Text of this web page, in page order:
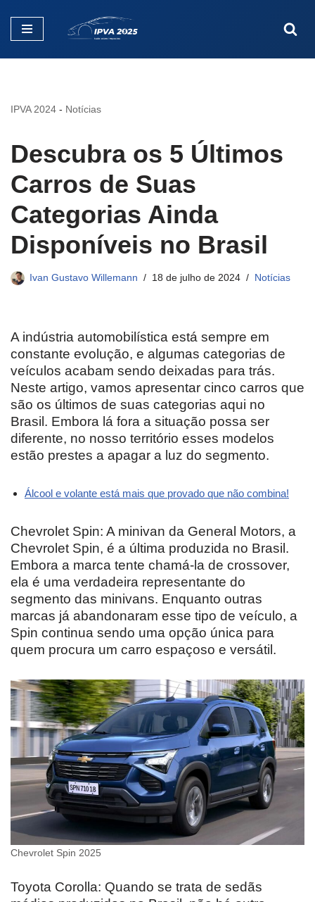
Pular
IPVA 2024 - Notícias
Descubra os 5 Últimos
Carros de Suas
Categorias Ainda
Disponíveis no Brasil
Ivan Gustavo Willemann 18 de julho de 2024 Notícias
A indústria automobilística está sempre em
constante evolução, e algumas categorias de
veículos acabam sendo deixadas para trás.
Neste artigo, vamos apresentar cinco carros que
são os últimos de suas categorias aqui no
Brasil. Embora lá fora a situação possa ser
diferente, no nosso território esses modelos
estão prestes a apagar a luz do segmento.
Álcool e volante está mais que provado que não combina!
Chevrolet Spin: A minivan da General Motors, a
Chevrolet Spin, é a última produzida no Brasil.
Embora a marca tente chamá-la de crossover,
ela é uma verdadeira representante do
segmento das minivans. Enquanto outras
marcas já abandonaram esse tipo de veículo, a
Spin continua sendo uma opção única para
quem procura um carro espaçoso e versátil.
Chevrolet Spin 2025
Toyota Corolla: Quando se trata de sedãs